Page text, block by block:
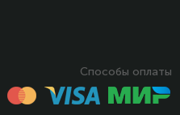
Способы оплаты